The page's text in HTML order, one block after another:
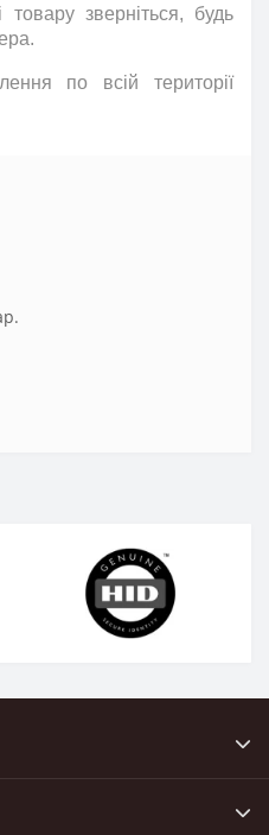
зверніться, будь
по всій території